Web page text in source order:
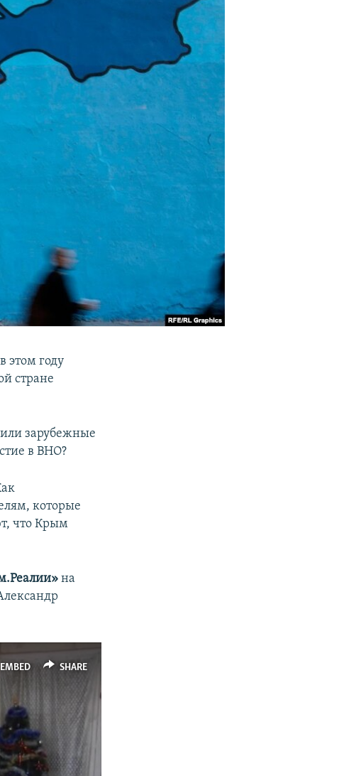
этом году
стране
зарубежные
в ВНО?
которые
что Крым
на
EMBED SHARE